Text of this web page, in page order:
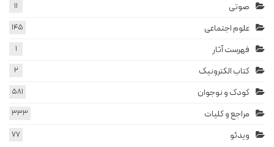
صوتی 11
علوم اجتماعی 145
فهرست آثار 1
کتاب الکترونیک 2
کودک و نوجوان 581
مراجع و کلیات 333
ویدئو 77